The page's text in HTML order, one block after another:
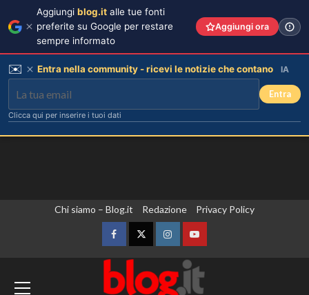
Chi siamo – Blog.it Redazione Privacy Policy
FacebookTwitterInstagramYouTube
Aggiungi blog.it alle tue fonti
preferite su Google per restare
sempre informato
Aggiungi ora
✉️ Entra nella community - ricevi le notizie che contano IA
Entra
Clicca qui per inserire i tuoi dati